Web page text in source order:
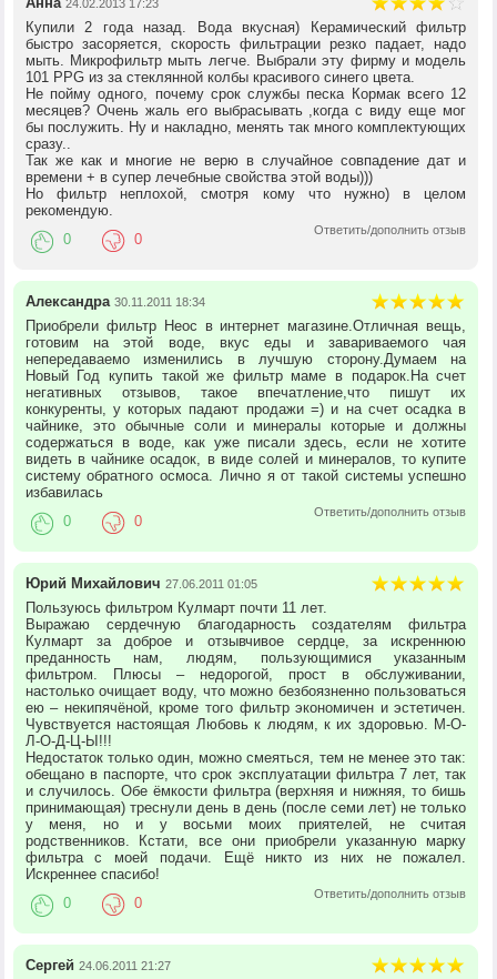
24.02.2013 17:23
Купили 2 года назад. Вода вкусная) Керамический фильтр
быстро засоряется, скорость фильтрации резко падает, надо
мыть. Микрофильтр мыть легче. Выбрали эту фирму и модель
101 PPG из за стеклянной колбы красивого синего цвета.
Не пойму одного, почему срок службы песка Кормак всего 12
месяцев? Очень жаль его выбрасывать ,когда с виду еще мог
бы послужить. Ну и накладно, менять так много комплектующих
сразу..
Так же как и многие не верю в случайное совпадение дат и
времени + в супер лечебные свойства этой воды)))
Но фильтр неплохой, смотря кому что нужно) в целом
рекомендую.
Ответить/дополнить отзыв
0 0
Александра 30.11.2011 18:34
Приобрели фильтр Неос в интернет магазине.Отличная вещь,
готовим на этой воде, вкус еды и завариваемого чая
непередаваемо изменились в лучшую сторону.Думаем на
Новый Год купить такой же фильтр маме в подарок.На счет
негативных отзывов, такое впечатление,что пишут их
конкуренты, у которых падают продажи =) и на счет осадка в
чайнике, это обычные соли и минералы которые и должны
содержаться в воде, как уже писали здесь, если не хотите
видеть в чайнике осадок, в виде солей и минералов, то купите
систему обратного осмоса. Лично я от такой системы успешно
избавилась
Ответить/дополнить отзыв
0 0
Юрий Михайлович 27.06.2011 01:05
Пользуюсь фильтром Кулмарт почти 11 лет.
Выражаю сердечную благодарность создателям фильтра
Кулмарт за доброе и отзывчивое сердце, за искреннюю
преданность нам, людям, пользующимися указанным
фильтром. Плюсы – недорогой, прост в обслуживании,
настолько очищает воду, что можно безбоязненно пользоваться
ею – некипячёной, кроме того фильтр экономичен и эстетичен.
Чувствуется настоящая Любовь к людям, к их здоровью. М-О-
Л-О-Д-Ц-Ы!!!
Недостаток только один, можно смеяться, тем не менее это так:
обещано в паспорте, что срок эксплуатации фильтра 7 лет, так
и случилось. Обе ёмкости фильтра (верхняя и нижняя, то бишь
принимающая) треснули день в день (после семи лет) не только
у меня, но и у восьми моих приятелей, не считая
родственников. Кстати, все они приобрели указанную марку
фильтра с моей подачи. Ещё никто из них не пожалел.
Искреннее спасибо!
Ответить/дополнить отзыв
0 0
Сергей 24.06.2011 21:27